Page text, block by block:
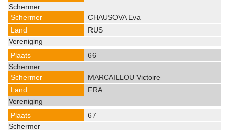
CHAUSOVA Eva
RUS
66
MARCAILLOU Victoire
FRA
67